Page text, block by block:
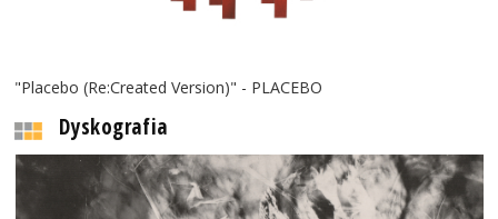
"Placebo (Re:Created Version)" - PLACEBO
Dyskografia